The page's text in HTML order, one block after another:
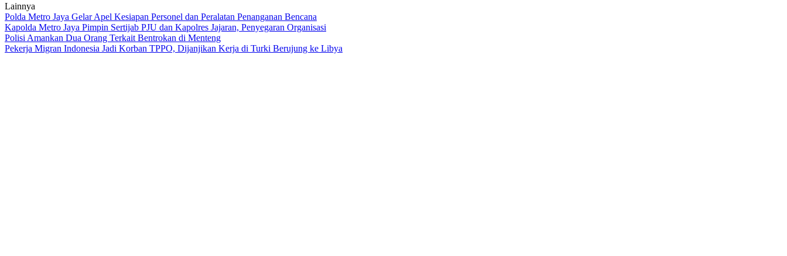
Lainnya
Polda Metro Jaya Gelar Apel Kesiapan Personel dan Peralatan Penanganan Bencana
Kapolda Metro Jaya Pimpin Sertijab PJU dan Kapolres Jajaran, Penyegaran Organisasi
Polisi Amankan Dua Orang Terkait Bentrokan di Menteng
Pekerja Migran Indonesia Jadi Korban TPPO, Dijanjikan Kerja di Turki Berujung ke Libya